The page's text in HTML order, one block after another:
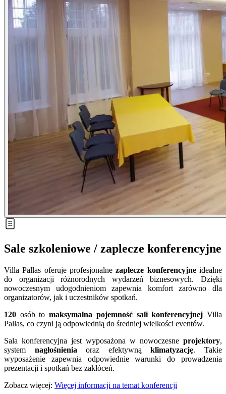
Sale szkoleniowe / zaplecze konferencyjne
Villa Pallas oferuje profesjonalnezaplecze konferencyjneidealne
do organizacji różnorodnych wydarzeń biznesowych. Dzięki
nowoczesnym udogodnieniom zapewnia komfort zarówno dla
organizatorów, jak i uczestników spotkań.
120 osób tomaksymalna pojemność sali konferencyjnejVilla
Pallas, co czyni ją odpowiednią do średniej wielkości eventów.
Sala konferencyjna jest wyposażona w nowoczesne projektory,
system nagłośnienia oraz efektywnąklimatyzację. Takie
wyposażenie zapewnia odpowiednie warunki do prowadzenia
prezentacji i spotkań bez zakłóceń.
Zobacz więcej: Więcej informacji na temat konferencji